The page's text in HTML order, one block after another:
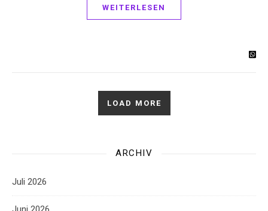
WEITERLESEN
LOAD MORE
ARCHIV
Juli 2026